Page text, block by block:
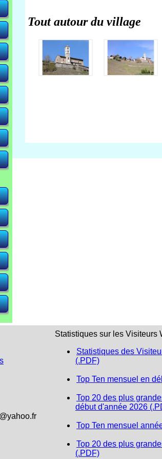
Tout autour du village
Statistiques sur les Visiteurs
Statistiques des
(.PDF)
Top Ten mensuel en
Top 20 des plus
début d'année 2026
Top Ten mensuel
Top 20 des plus
(.PDF)